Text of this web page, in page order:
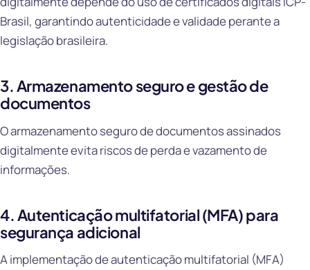
Brasil, garantindo autenticidade e validade perante a
legislação brasileira.
3. Armazenamento seguro e gestão de
documentos
O armazenamento seguro de documentos assinados
digitalmente evita riscos de perda e vazamento de
informações.
4. Autenticação multifatorial (MFA) para
segurança adicional
A implementação de autenticação multifatorial (MFA)